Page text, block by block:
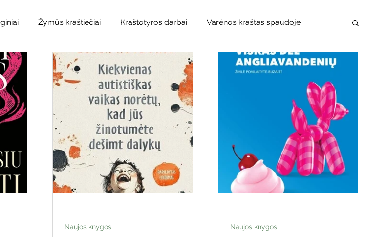
Žymūs kraštiečiai Kraštotyros darbai Varėnos kraštas spaudoje
Garbės ženklas Adolfo Ramanausko–Vanago premija
Naujos knygos vaikams Varėnos bibliotekos renginiai Vaikų ir jaunimo renginiai
Žymios datos Mobilioji biblioteka Mobilūs pašnekesiai
Naujos knygos Naujos knygos